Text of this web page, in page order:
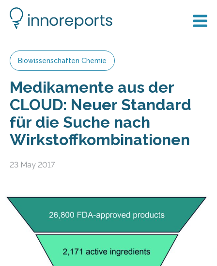
Biowissenschaften Chemie
Medikamente aus der
CLOUD: Neuer Standard
für die Suche nach
Wirkstoffkombinationen
23 May 2017